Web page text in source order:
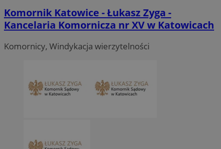
Komornik Katowice - Łukasz Zyga -
Kancelaria Komornicza nr XV w Katowicach
Komornicy, Windykacja wierzytelności